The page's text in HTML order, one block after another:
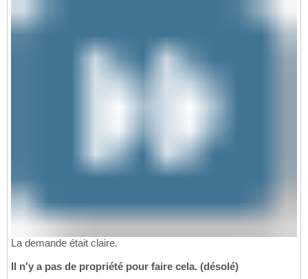
La demande était claire.
Il n'y a pas de propriété pour faire cela. (désolé)